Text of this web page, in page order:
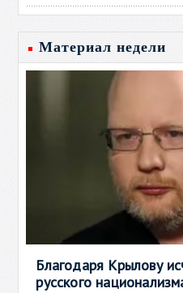
Материал недели
Благодаря Крылову
русского